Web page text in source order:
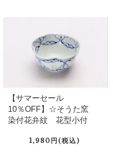
【サマーセール
10％OFF】☆そうた窯
染付花弁紋 花型小付
1,980円(税込)